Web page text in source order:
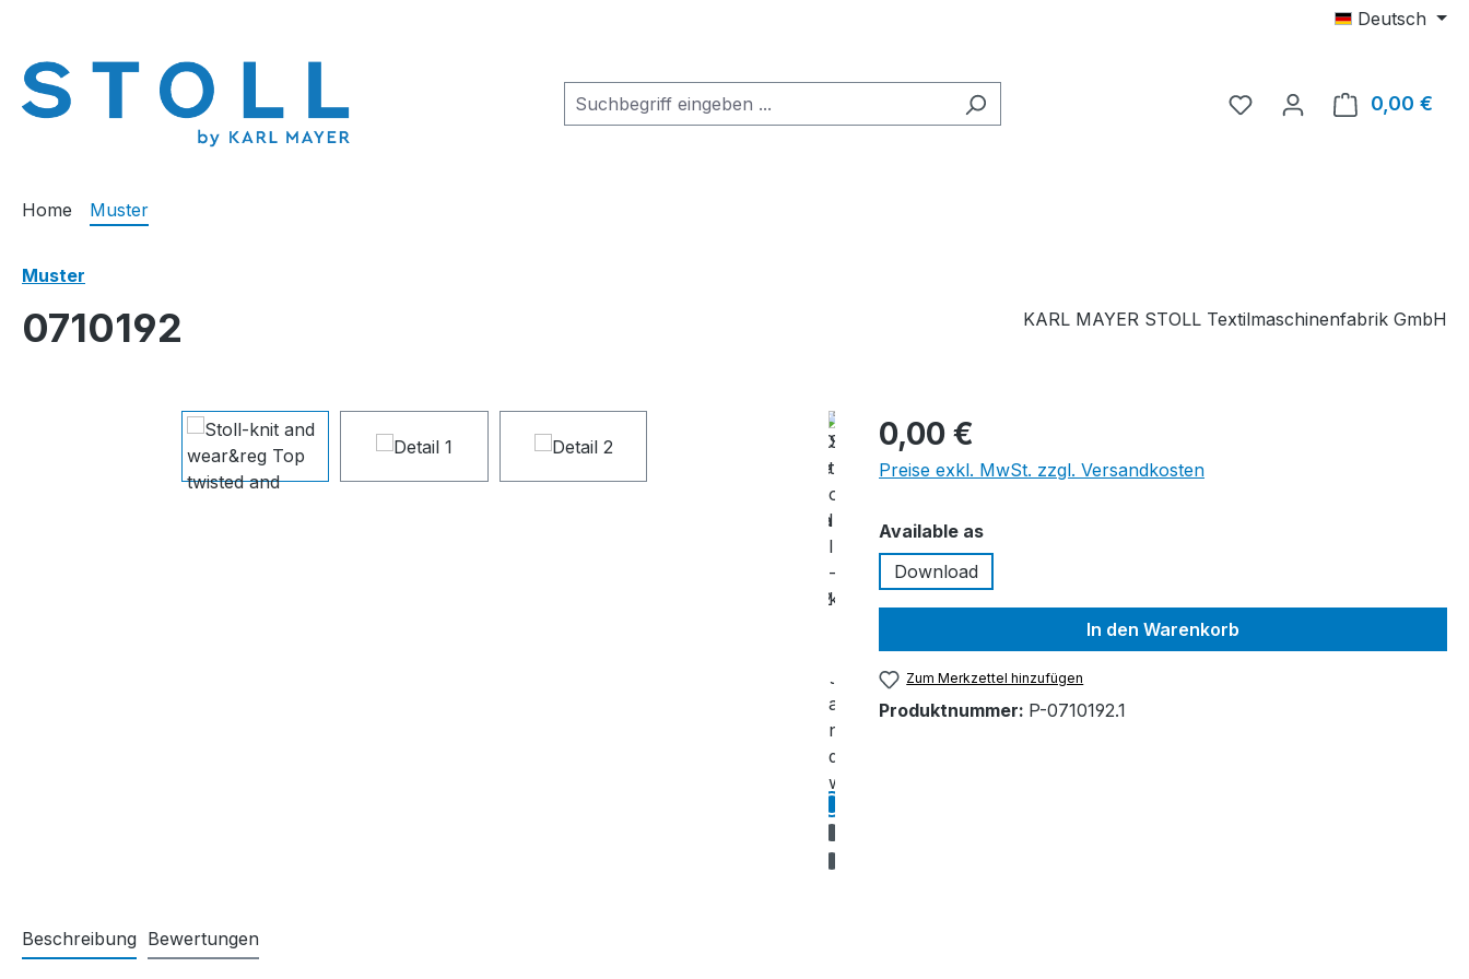
Deutsch
Du hast 0 Produkte auf
0,00 €
Home Muster
Muster
0710192 KARL MAYER STOLL Textilmaschinenfabrik GmbH
Bildergalerie überspringen 0,00 €
Preise exkl. MwSt. zzgl. Versandkosten
Available asauswählen
Download
In den Warenkorb
Zum Merkzettel hinzufügen
Produktnummer: P-0710192.1
Beschreibung Bewertungen